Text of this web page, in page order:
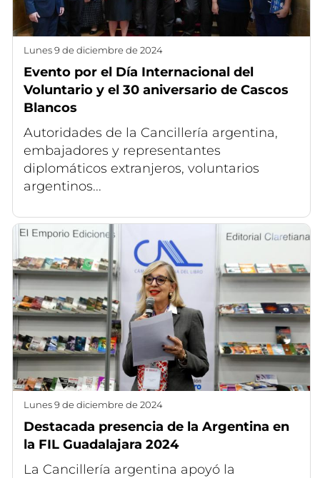
lunes 9 de diciembre de 2024
Evento por el Día Internacional del
Voluntario y el 30 aniversario de Cascos
Blancos
Autoridades de la Cancillería argentina,
embajadores y representantes
diplomáticos extranjeros, voluntarios
argentinos...
lunes 9 de diciembre de 2024
Destacada presencia de la Argentina en
la FIL Guadalajara 2024
La Cancillería argentina apoyó la